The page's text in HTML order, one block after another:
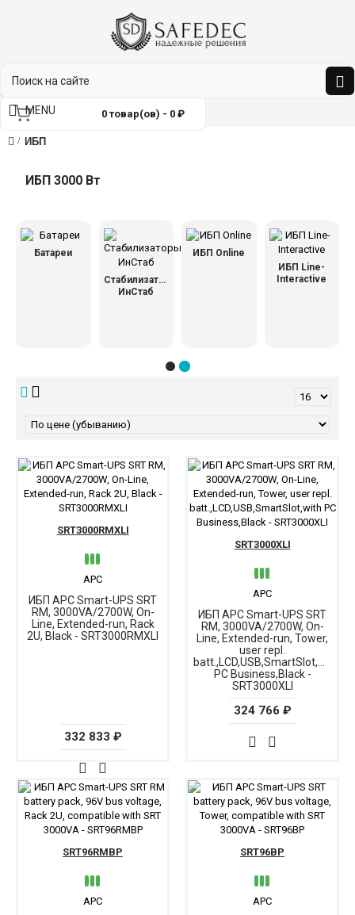
0 товар(ов) - 0 ₽
MENU
ИБП
ИБП 3000 Вт
Батареи
Стабилизаторы
ИнСтаб
ИБП Online
ИБП Line-
Interactive
ИБП APC Smart-UPS SRT
RM, 3000VA/2700W, On-
Line, Extended-run, Rack
2U, Black - SRT3000RMXLI
APC
SRT3000RMXLI
332 833 ₽
ИБП APC Smart-UPS SRT
RM, 3000VA/2700W, On-
Line, Extended-run, Tower,
user repl.
batt.,LCD,USB,SmartSlot,with
PC Business,Black -
SRT3000XLI
APC
SRT3000XLI
324 766 ₽
APC
SRT96RMBP
APC
SRT96BP